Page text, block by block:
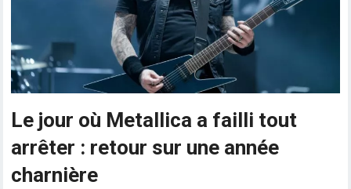
Le jour où Metallica a failli tout
arrêter : retour sur une année
charnière